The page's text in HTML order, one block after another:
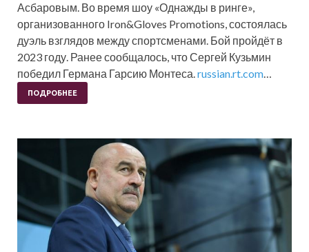
Асбаровым. Во время шоу «Однажды в ринге»,
организованного Iron&Gloves Promotions, состоялась
дуэль взглядов между спортсменами. Бой пройдёт в
2023 году. Ранее сообщалось, что Сергей Кузьмин
победил Германа Гарсию Монтеса.russian.rt.com…
ПОДРОБНЕЕ